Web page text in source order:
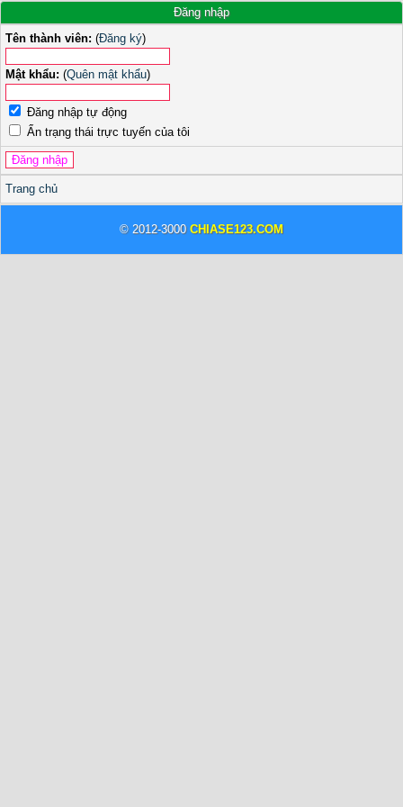
Đăng nhập
Tên thành viên: (Đăng ký)
Mật khẩu: (Quên mật khẩu)
Đăng nhập tự động
Ẩn trạng thái trực tuyến của tôi
Trang chủ
© 2012-3000 CHIASE123.COM